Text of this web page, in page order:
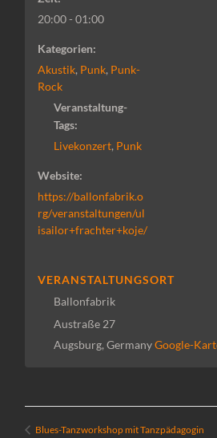
20:00 - 01:00
Kategorien:
Akustik, Punk, Punk-
Rock
Veranstaltung-
Tags:
Livekonzert, Punk
Website:
https://ballonfabrik.o
rg/veranstaltungen/ul
isailor+frachter+koje/
VERANSTALTUNGSORT
Ballonfabrik
Austraße 27
Augsburg, GermanyGoogle-
Blues-Tanzworkshop mit Tanzpädagogin